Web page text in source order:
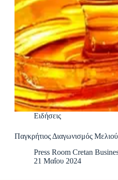
Ειδήσεις
Παγκρήτιος Διαγωνισμός Μελιού
Press Room Cretan
21 Μαΐου 2024